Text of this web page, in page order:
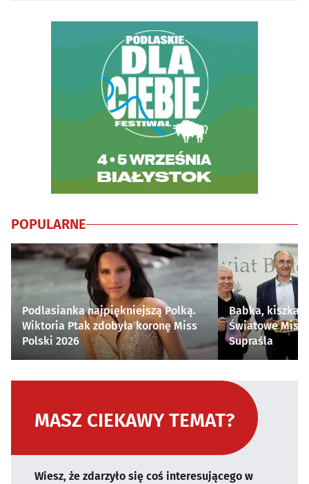
POPULARNE
Podlasianka najpiękniejszą Polką.
Wiktoria Ptak zdobyła koronę Miss
Polski 2026
Babka, kiszka i
Światowe
Supraśla
MASZ CIEKAWY TEMAT?
Wiesz, że zdarzyło się coś interesującego w